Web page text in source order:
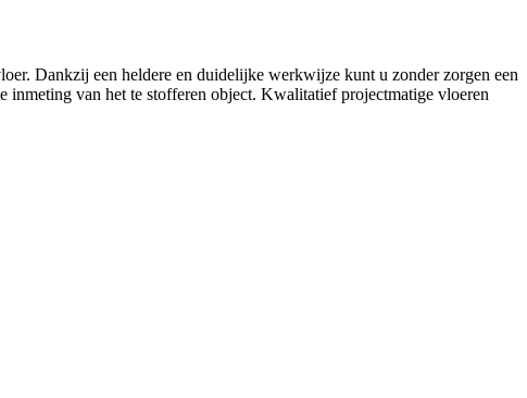
Dankzij een heldere en duidelijke werkwijze kunt u zonder zorgen een
inmeting van het te stofferen object. Kwalitatief projectmatige vloeren